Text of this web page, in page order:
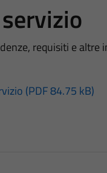
requisiti e
(PDF 84.75 kB)